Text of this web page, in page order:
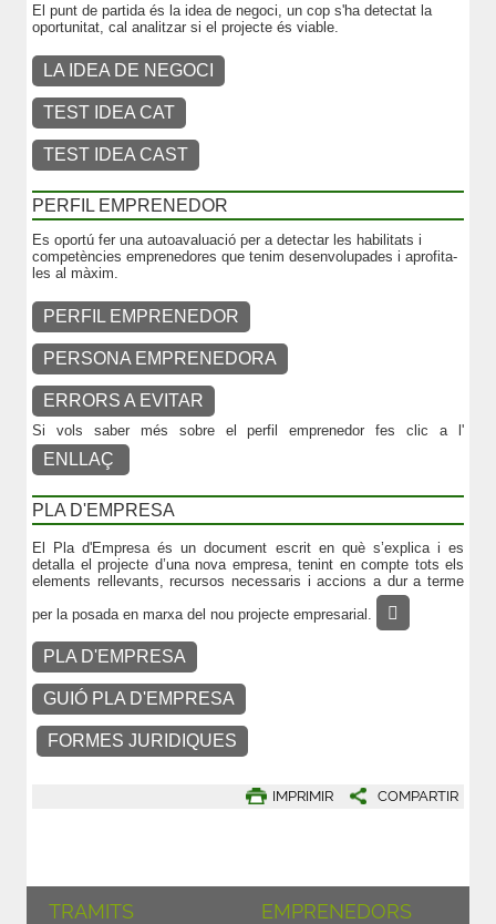
El punt de partida és la idea de negoci, un cop s'ha detectat la
oportunitat, cal analitzar si el projecte és viable.
LA IDEA DE NEGOCI
TEST IDEA CAT
TEST IDEA CAST
PERFIL EMPRENEDOR
Es oportú fer una autoavaluació per a detectar les habilitats i
competències emprenedores que tenim desenvolupades i aprofita-
les al màxim.
PERFIL EMPRENEDOR
PERSONA EMPRENEDORA
ERRORS A EVITAR
Si vols saber més sobre el perfil emprenedor fes clic a l'
ENLLAÇ
PLA D'EMPRESA
El Pla d'Empresa és un document escrit en què s’explica i es
detalla el projecte d’una nova empresa, tenint en compte tots els
elements rellevants, recursos necessaris i accions a dur a terme
per la posada en marxa del nou projecte empresarial.
􀂃
PLA D'EMPRESA
GUIÓ PLA D'EMPRESA
FORMES JURIDIQUES
IMPRIMIR COMPARTIR
TRAMITS EMPRENEDORS